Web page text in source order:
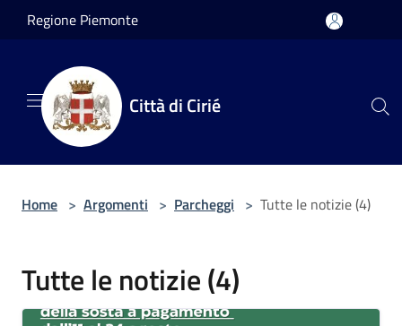
Salta al contenuto principale
Regione Piemonte
Città di Cirié
Home > Argomenti > Parcheggi > Tutte le notizie (4)
Tutte le notizie (4)